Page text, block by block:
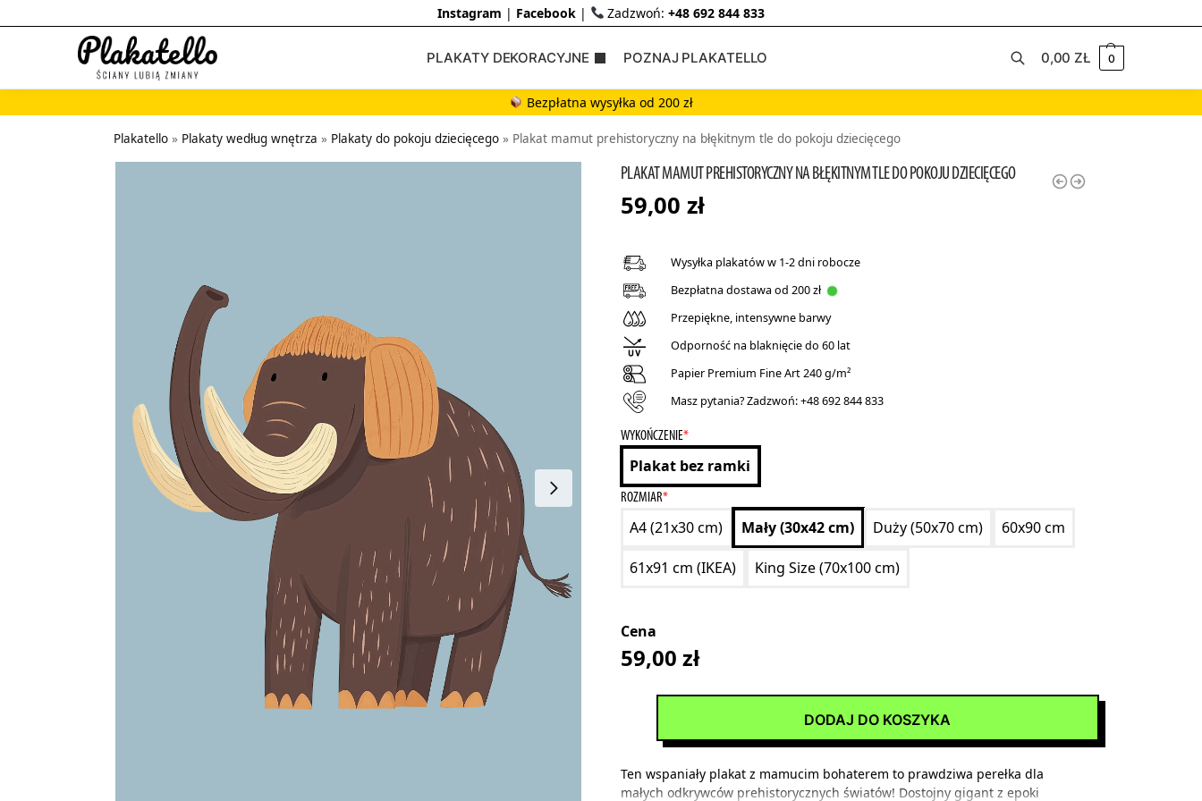
Instagram | Facebook| Zadzwoń:+48 692 844 833
PLAKATY DEKORACYJNE POZNAJ PLAKATELLO
Szukaj...
Szukaj
0,00ZŁ 0
Bezpłatna wysyłka od 200 zł
Plakatello » Plakaty według wnętrza » Plakaty do pokoju dziecięcego » Plakat mamut prehistoryczny na błękitnym tle do pokoju dziecięcego
PLAKAT MAMUT PREHISTORYCZNY NA BŁĘKITNYM TLE DO POKOJU DZIECIĘCEGO
59,00 zł
Wysyłka plakatów w 1-2 dni robocze
Bezpłatna dostawa od 200 zł
Przepiękne, intensywne barwy
Odporność na blaknięcie do 60 lat
Papier Premium Fine Art 240 g/m²
Masz pytania? Zadzwoń:+48 692 844 833
*
WYKOŃCZENIE
Plakat bez ramki
*
ROZMIAR
A4 (21x30 cm) Mały (30x42 cm) Duży (50x70 cm) 60x90 cm
61x91 cm (IKEA) King Size (70x100 cm)
Cena
59,00 zł
DODAJ DO KOSZYKA
Ten wspaniały plakat z mamucim bohaterem to prawdziwa perełka dla
małych odkrywców prehistorycznych światów! Dostojny gigant z epoki